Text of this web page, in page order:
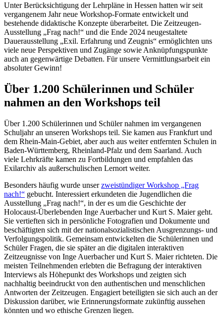
Unter Berücksichtigung der Lehrpläne in Hessen hatten wir seit
vergangenem Jahr neue Workshop-Formate entwickelt und
bestehende didaktische Konzepte überarbeitet. Die Zeitzeugen-
Ausstellung „Frag nach!“ und die Ende 2024 neugestaltete
Dauerausstellung „Exil. Erfahrung und Zeugnis“ ermöglichten uns
viele neue Perspektiven und Zugänge sowie Anknüpfungspunkte
auch an gegenwärtige Debatten. Für unsere Vermittlungsarbeit ein
absoluter Gewinn!
Über 1.200 Schülerinnen und Schüler
nahmen an den Workshops teil
Über 1.200 Schülerinnen und Schüler nahmen im vergangenen
Schuljahr an unseren Workshops teil. Sie kamen aus Frankfurt und
dem Rhein-Main-Gebiet, aber auch aus weiter entfernten Schulen in
Baden-Württemberg, Rheinland-Pfalz und dem Saarland. Auch
viele Lehrkräfte kamen zu Fortbildungen und empfahlen das
Exilarchiv als außerschulischen Lernort weiter.
Besonders häufig wurde unserzweistündiger Workshop „Frag
nach!“ gebucht. Interessiert erkundeten die Jugendlichen die
Ausstellung „Frag nach!“, in der es um die Geschichte der
Holocaust-Überlebenden Inge Auerbacher und Kurt S. Maier geht.
Sie vertieften sich in persönliche Fotografien und Dokumente und
beschäftigten sich mit der nationalsozialistischen Ausgrenzungs- und
Verfolgungspolitik. Gemeinsam entwickelten die Schülerinnen und
Schüler Fragen, die sie später an die digitalen interaktiven
Zeitzeugnisse von Inge Auerbacher und Kurt S. Maier richteten. Die
meisten Teilnehmenden erlebten die Befragung der interaktiven
Interviews als Höhepunkt des Workshops und zeigten sich
nachhaltig beeindruckt von den authentischen und menschlichen
Antworten der Zeitzeugen. Engagiert beteiligten sie sich auch an der
Diskussion darüber, wie Erinnerungsformate zukünftig aussehen
könnten und wo ethische Grenzen liegen.